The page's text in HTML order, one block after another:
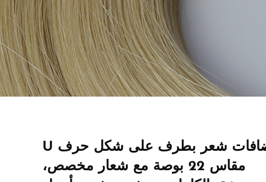
إضافات شعر بطرف على شكل حرف U
مقاس 22 بوصة مع شعار مخصص،